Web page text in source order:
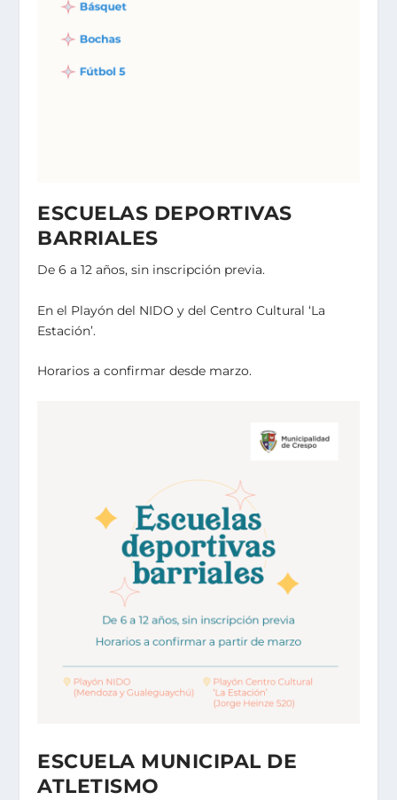
ESCUELAS DEPORTIVAS
BARRIALES
De 6 a 12 años, sin inscripción previa.
En el Playón del NIDO y del Centro Cultural ‘La
Estación’.
Horarios a confirmar desde marzo.
ESCUELA MUNICIPAL DE
ATLETISMO